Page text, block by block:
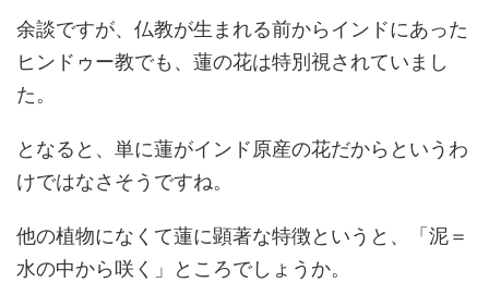
余談ですが、仏教が生まれる前からインドにあった
ヒンドゥー教でも、蓮の花は特別視されていまし
た。
となると、単に蓮がインド原産の花だからというわ
けではなさそうですね。
他の植物になくて蓮に顕著な特徴というと、「泥＝
水の中から咲く」ところでしょうか。